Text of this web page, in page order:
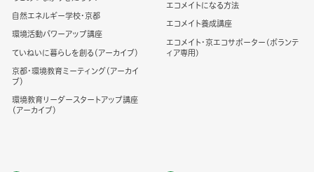
自然エネルギー学校・京都
環境活動パワーアップ講座
ていねいに暮らしを創る（アーカイブ）
京都・環境教育ミーティング（アーカイ
ブ）
環境教育リーダースタートアップ講座
（アーカイブ）
エコメイトになる方法
エコメイト養成講座
エコメイト・京エコサポーター(ボランテ
ィア専用)